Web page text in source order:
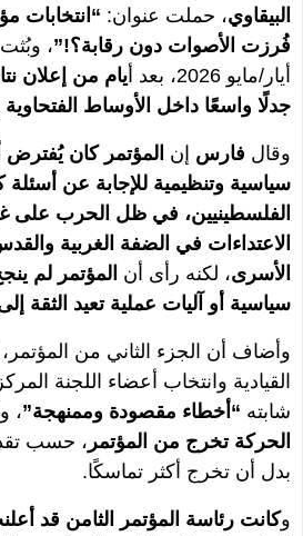
البيقاوي، حملت عنوان: “انتخابات
فُرزت الأصوات دون رقابة؟!”
أيار/مايو 2026، بعد أ
يام من إعلان
جدلًا واسعًا داخل الأوساط
وقال فارس إن المؤتمر كان
سياسية وتنظيمية للإجابة عن أسئلة
الفلسطينيين، في ظل الحرب على
الاعتداءات في الضفة الغربية
الأسرى، لكنه رأى أن المؤتمر لم
سياسية أو آليات عملية تعيد الثقة
وأضاف أن الجزء الثاني من المؤتمر،
القيادية وانتخاب أعضاء اللجنة
شابته “أخطاء مقصودة وممنهجة”،
الحركة تخرج من المؤتمر ، حسب
بدل أن تخرج أكثر تماسكًا.
وكانت رئاسة المؤتمر الثامن قد